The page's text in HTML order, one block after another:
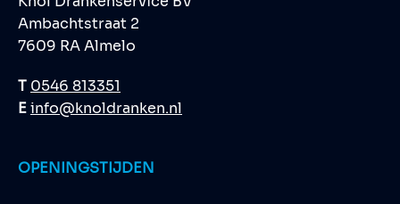
Ambachtstraat 2
7609 RA Almelo
T 0546 813351
Einfo@knoldranken.nl
OPENINGSTIJDEN